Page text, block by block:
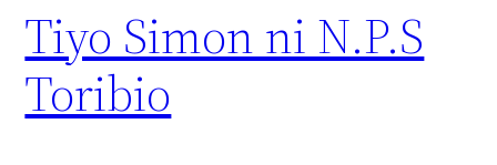
Tiyo Simon ni N.P.S
Toribio